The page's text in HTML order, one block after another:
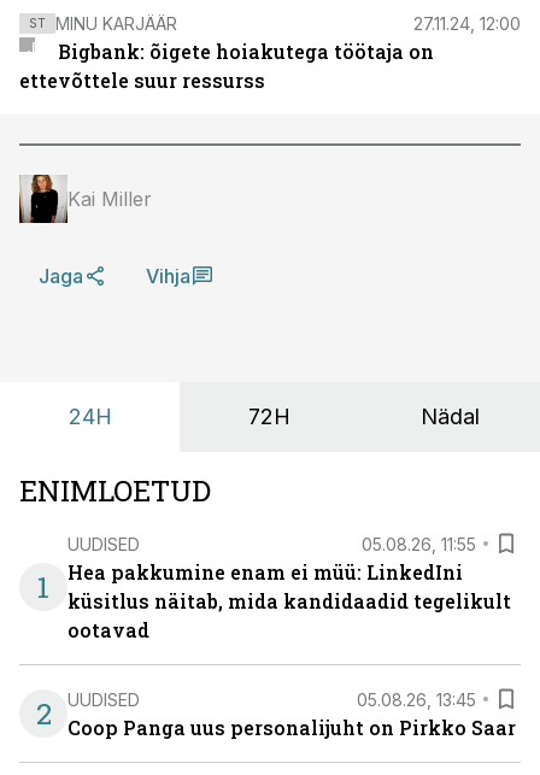
ST MINU KARJÄÄR 27.11.24, 12:00
Bigbank: õigete hoiakutega töötaja on
ettevõttele suur ressurss
Kai Miller
Jaga Vihja
24H 72H Nädal
ENIMLOETUD
1
UUDISED 05.08.26, 11:55
Hea pakkumine enam ei müü: LinkedIni
küsitlus näitab, mida kandidaadid tegelikult
ootavad
2 UUDISED 05.08.26, 13:45
Coop Panga uus personalijuht on Pirkko Saar